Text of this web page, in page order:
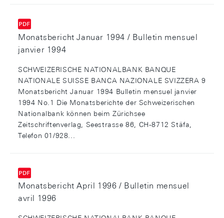
Monatsbericht Januar 1994 / Bulletin mensuel
janvier 1994
SCHWEIZERISCHE NATIONALBANK BANQUE
NATIONALE SUISSE BANCA NAZIONALE SVIZZERA 9
Monatsbericht Januar 1994 Bulletin mensuel janvier
1994 No.1 Die Monatsberichte der Schweizerischen
Nationalbank können beim Zürichsee
Zeitschriftenverlag, Seestrasse 86, CH-8712 Stäfa,
Telefon 01/928...
Monatsbericht April 1996 / Bulletin mensuel
avril 1996